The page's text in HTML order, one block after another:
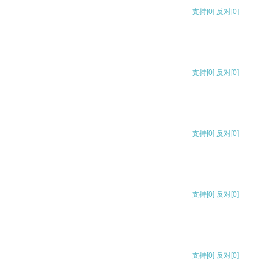
支持[0] 反对[0]
支持[0] 反对[0]
支持[0] 反对[0]
支持[0] 反对[0]
支持[0] 反对[0]